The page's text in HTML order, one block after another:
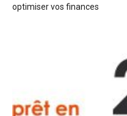
optimiser vos finances